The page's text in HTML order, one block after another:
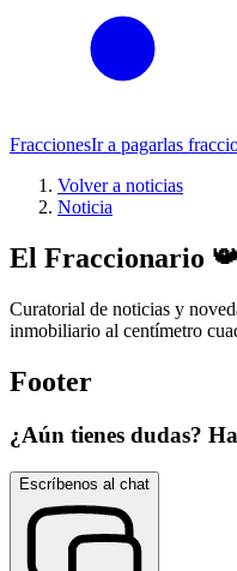
FraccionesIr a pagarlas
Volver a noticias
Noticia
El Fraccionario
Curatorial de noticias y
inmobiliario al centímetro
Footer
¿Aún tienes dudas?
Escríbenos al chat